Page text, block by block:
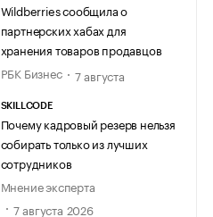
Wildberries сообщила о
партнерских хабах для
хранения товаров продавцов
РБК Бизнес
7 августа
SKILLCODE
Почему кадровый резерв нельзя
собирать только из лучших
сотрудников
Мнение эксперта
7 августа 2026